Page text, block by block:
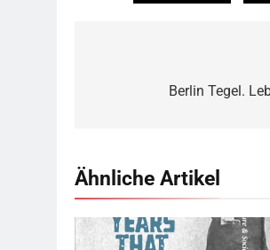
Berlin Tegel.
Ähnliche Artikel